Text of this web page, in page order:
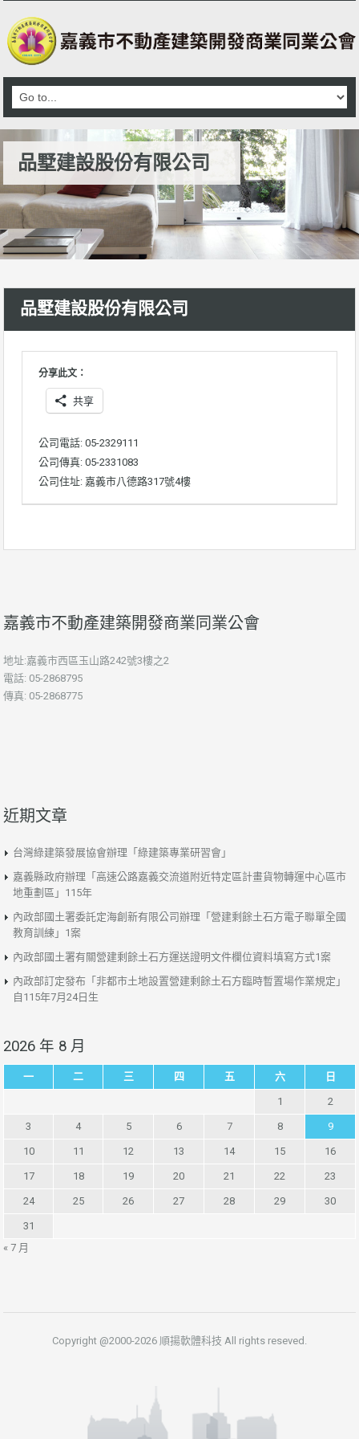
品墅建設股份有限公司
品墅建設股份有限公司
分享此文：
共享
公司電話: 05-2329111
公司傳真: 05-2331083
公司住址: 嘉義市八德路317號4樓
嘉義市不動產建築開發商業同業公會
地址:嘉義市西區玉山路242號3樓之2
電話: 05-2868795
傳真: 05-2868775
近期文章
台灣綠建築發展協會辦理「綠建築專業研習會」
嘉義縣政府辦理「高速公路嘉義交流道附近特定區計畫貨物轉運中心區市
地重劃區」115年
內政部國土署委託定海創新有限公司辦理「營建剩餘土石方電子聯單全國
教育訓練」1案
內政部國土署有關營建剩餘土石方運送證明文件欄位資料填寫方式1案
內政部訂定發布「非都市土地設置營建剩餘土石方臨時暫置場作業規定」
自115年7月24日生
2026 年 8 月
一 二 三 四 五 六 日
1 2
3 4 5 6 7 8 9
10 11 12 13 14 15 16
17 18 19 20 21 22 23
24 25 26 27 28 29 30
31
« 7 月
Copyright @2000-2026 順揚軟體科技 All rights reseved.